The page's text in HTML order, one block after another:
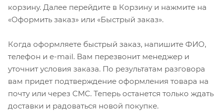
корзину. Далее перейдите в Корзину и нажмите на
«Оформить заказ» или «Быстрый заказ».
Когда оформляете быстрый заказ, напишите ФИО,
телефон и e-mail. Вам перезвонит менеджер и
уточнит условия заказа. По результатам разговора
вам придет подтверждение оформления товара на
почту или через СМС. Теперь останется только ждать
доставки и радоваться новой покупке.